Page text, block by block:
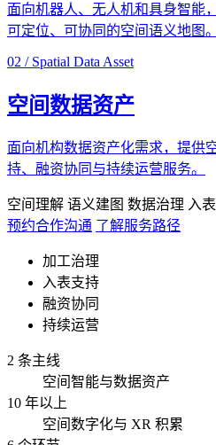
面向机器人、无人机和具身智能
可定位、可协同的空间语义地图。
02 / Spatial Data Asset
空间数据资产
面向机构数据资产化需求，提供
持、融资协同与持续运营服务。
空间理解 语义建图 数据治理 入
预约合作沟通 了解服务路径
加工治理
入表支持
融资协同
持续运营
2 条主线
空间智能与数据资产
10 年以上
空间数字化与 XR 积累